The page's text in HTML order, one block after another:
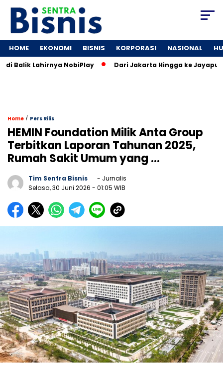
HOME EKONOMI BISNIS KORPORASI NASIONAL
Balik Lahirnya NobiPlay Dari Jakarta Hingga ke Jayapura:
Home / Pers Rilis
HEMIN Foundation Milik Anta Group
Terbitkan Laporan Tahunan 2025,
Rumah Sakit Umum yang …
Tim Sentra Bisnis
- Jurnalis
Selasa, 30 Juni 2026 - 01:05 WIB